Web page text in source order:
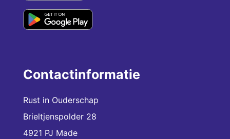
Contactinformatie
Rust in Ouderschap
Brieltjenspolder 28
4921 PJ Made